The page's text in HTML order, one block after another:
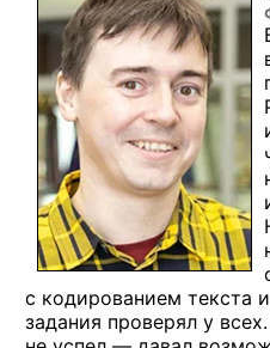
с кодированием текста
задания проверял у